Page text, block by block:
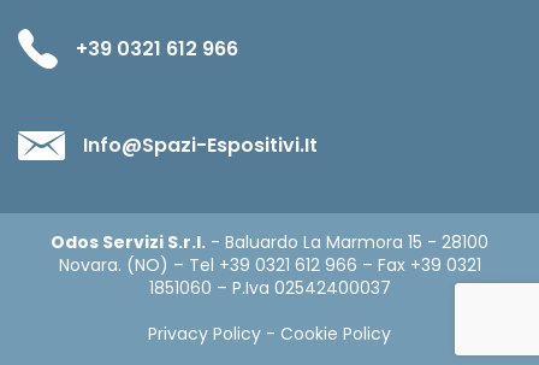
+39 0321 612 966
Info@spazi-Espositivi.it
Odos Servizi S.r.l. - Baluardo La Marmora 15 - 28100
Novara. (NO) – Tel +39 0321 612 966 – Fax +39 0321
1851060 – P.Iva 02542400037
Privacy Policy - Cookie Policy